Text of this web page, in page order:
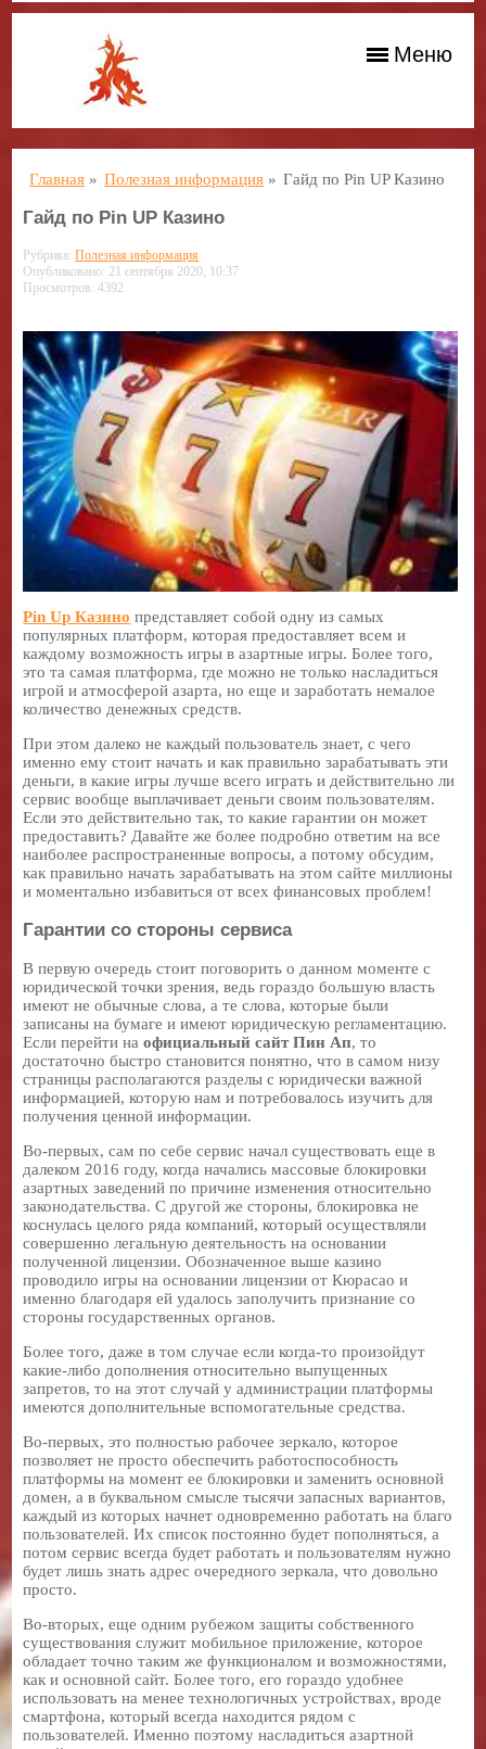
Меню
Главная » Полезная информация » Гайд по Pin UP Казино
Гайд по Pin UP Казино
Рубрика:Полезная информация
Опубликовано: 21 сентября 2020, 10:37
Просмотров: 4392
Pin Up Казино представляет собой одну из самых
популярных платформ, которая предоставляет всем и
каждому возможность игры в азартные игры. Более того,
это та самая платформа, где можно не только насладиться
игрой и атмосферой азарта, но еще и заработать немалое
количество денежных средств.
При этом далеко не каждый пользователь знает, с чего
именно ему стоит начать и как правильно зарабатывать эти
деньги, в какие игры лучше всего играть и действительно ли
сервис вообще выплачивает деньги своим пользователям.
Если это действительно так, то какие гарантии он может
предоставить? Давайте же более подробно ответим на все
наиболее распространенные вопросы, а потому обсудим,
как правильно начать зарабатывать на этом сайте миллионы
и моментально избавиться от всех финансовых проблем!
Гарантии со стороны сервиса
В первую очередь стоит поговорить о данном моменте с
юридической точки зрения, ведь гораздо большую власть
имеют не обычные слова, а те слова, которые были
записаны на бумаге и имеют юридическую регламентацию.
Если перейти наофициальный сайт Пин Ап, то
достаточно быстро становится понятно, что в самом низу
страницы располагаются разделы с юридически важной
информацией, которую нам и потребовалось изучить для
получения ценной информации.
Во-первых, сам по себе сервис начал существовать еще в
далеком 2016 году, когда начались массовые блокировки
азартных заведений по причине изменения относительно
законодательства. С другой же стороны, блокировка не
коснулась целого ряда компаний, который осуществляли
совершенно легальную деятельность на основании
полученной лицензии. Обозначенное выше казино
проводило игры на основании лицензии от Кюрасао и
именно благодаря ей удалось заполучить признание со
стороны государственных органов.
Более того, даже в том случае если когда-то произойдут
какие-либо дополнения относительно выпущенных
запретов, то на этот случай у администрации платформы
имеются дополнительные вспомогательные средства.
Во-первых, это полностью рабочее зеркало, которое
позволяет не просто обеспечить работоспособность
платформы на момент ее блокировки и заменить основной
домен, а в буквальном смысле тысячи запасных вариантов,
каждый из которых начнет одновременно работать на благо
пользователей. Их список постоянно будет пополняться, а
потом сервис всегда будет работать и пользователям нужно
будет лишь знать адрес очередного зеркала, что довольно
просто.
Во-вторых, еще одним рубежом защиты собственного
существования служит мобильное приложение, которое
обладает точно таким же функционалом и возможностями,
как и основной сайт. Более того, его гораздо удобнее
использовать на менее технологичных устройствах, вроде
смартфона, который всегда находится рядом с
пользователей. Именно поэтому насладиться азартной